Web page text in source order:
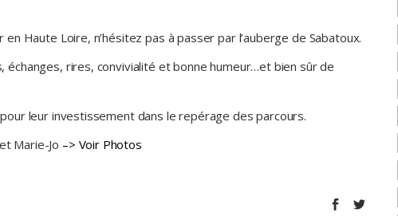
Haute Loire, n’hésitez pas à passer par l’auberge de Sabatoux.
échanges, rires, convivialité et bonne humeur…et bien sûr de
leur investissement dans le repérage des parcours.
Marie-Jo –> Voir Photos